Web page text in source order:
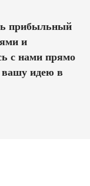
прибыльный
и
с нами прямо
вашу идею в